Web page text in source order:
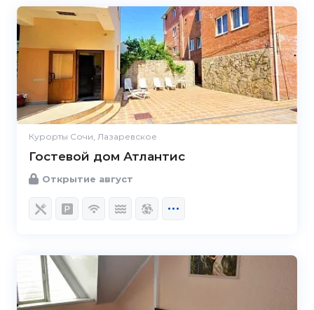
Курорты Сочи, Лазаревское
Гостевой дом Атлантис
Открытие август